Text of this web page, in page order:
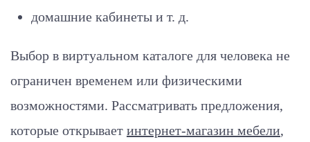
домашние кабинеты и т. д.
Выбор в виртуальном каталоге для человека не
ограничен временем или физическими
возможностями. Рассматривать предложения,
которые открывает интернет-магазин мебели,